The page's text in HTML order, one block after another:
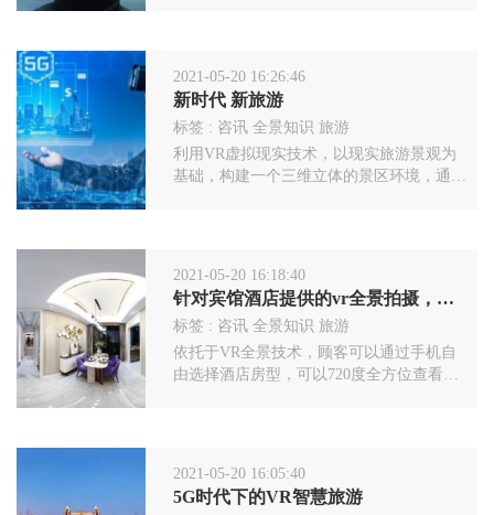
2021-05-20 16:26:46
新时代 新旅游
标签 : 咨讯 全景知识 旅游
利用VR虚拟现实技术，以现实旅游景观为
基础，构建一个三维立体的景区环境，通过
统旅游项目无法达成的部分，使旅游的内容
更加丰富。
2021-05-20 16:18:40
针对宾馆酒店提供的vr全景拍摄，对于客流转化有没有帮助？
标签 : 咨讯 全景知识 旅游
依托于VR全景技术，顾客可以通过手机自
由选择酒店房型，可以720度全方位查看酒
2021-05-20 16:05:40
5G时代下的VR智慧旅游